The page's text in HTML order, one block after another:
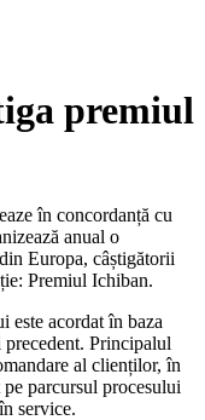
premiul
în concordanță cu
anual o
Europa, câștigătorii
Premiul Ichiban.
este acordat în baza
Principalul
al clienților, în
parcursul procesului
service.